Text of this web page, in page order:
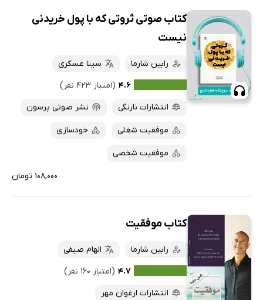
تازه‌ها
پرفروش‌ها
پربحث‌ها
ارزان ترین‌ها
همه کتاب‌ها
کتاب‌های صوتی
کتاب‌های متنی
کتاب صوتی ثروتی که با پول خریدنی
نیست
رابین شارما
سینا عسکری
۴.۶ (امتیاز ۴۲۳ نفر)
انتشارات نارنگی
نشر صوتی پرسون
موفقیت شغلی خودسازی
موفقیت شخصی
۱۰۸,۰۰۰ تومان
کتاب موفقیت
رابین شارما
الهام صیفی
۴.۷ (امتیاز ۱۶۰ نفر)
انتشارات ارغوان مهر